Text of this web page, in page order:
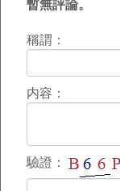
暫無評論。
稱謂：
内容：
驗證：